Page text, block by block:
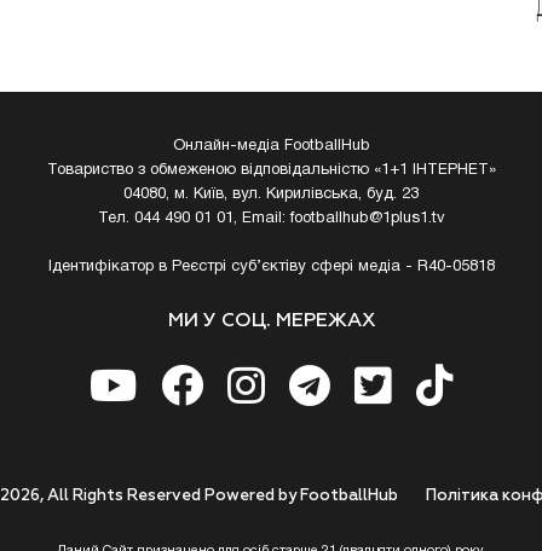
Онлайн-медіа FootballHub
Товариство з обмеженою відповідальністю «1+1 ІНТЕРНЕТ»
04080, м. Київ, вул. Кирилівська, буд. 23
Тел. 044 490 01 01, Email:footballhub@1plus1.tv
Ідентифікатор в Реєстрі суб’єктіву сфері медіа - R40-05818
МИ У СОЦ. МЕРЕЖАХ
Полiтика
All Rights Reserved Powered by FootballHub